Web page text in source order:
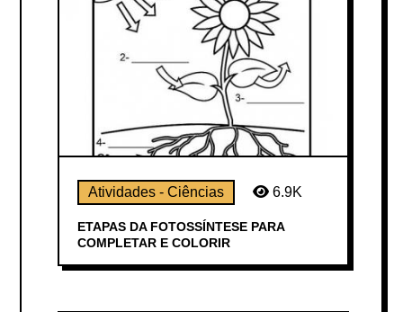
Atividades - Ciências 6.9K
ETAPAS DA FOTOSSÍNTESE PARA
COMPLETAR E COLORIR